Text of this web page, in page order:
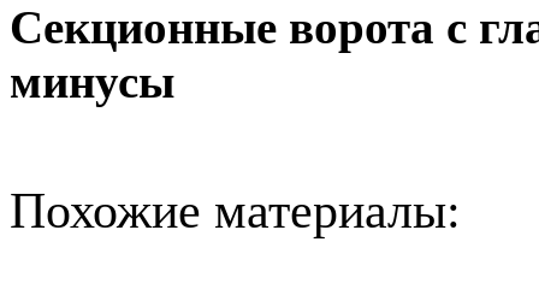
Секционные ворота с
минусы
Похожие материалы: